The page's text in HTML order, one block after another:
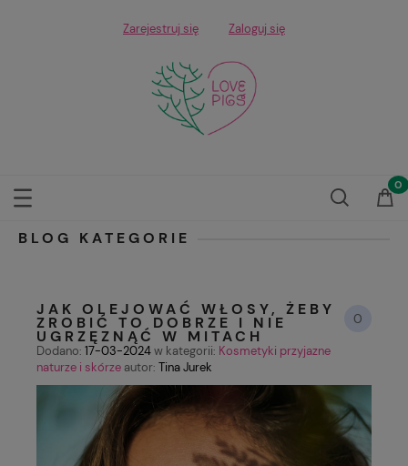
Zarejestruj się Zaloguj się
BLOG KATEGORIE
JAK OLEJOWAĆ WŁOSY, ŻEBY
ZROBIĆ TO DOBRZE I NIE
UGRZĘZNĄĆ W MITACH
0
Dodano: 17-03-2024w kategorii: Kosmetyki przyjazne
naturze i skórze autor: Tina Jurek